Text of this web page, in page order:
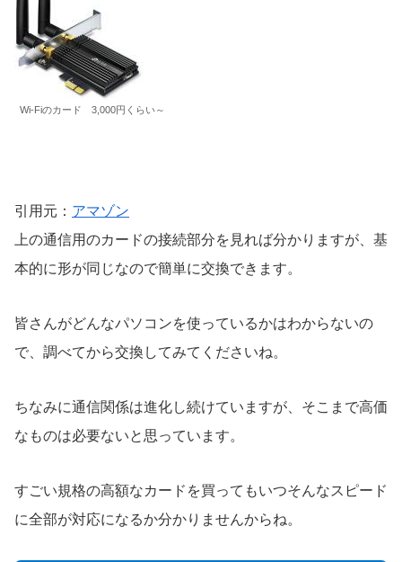
Wi-Fiのカード 3,000円くらい～
引用元： アマゾン
上の通信用のカードの接続部分を見れば分かりますが、基
本的に形が同じなので簡単に交換できます。
皆さんがどんなパソコンを使っているかはわからないの
で、調べてから交換してみてくださいね。
ちなみに通信関係は進化し続けていますが、そこまで高価
なものは必要ないと思っています。
すごい規格の高額なカードを買ってもいつそんなスピード
に全部が対応になるか分かりませんからね。